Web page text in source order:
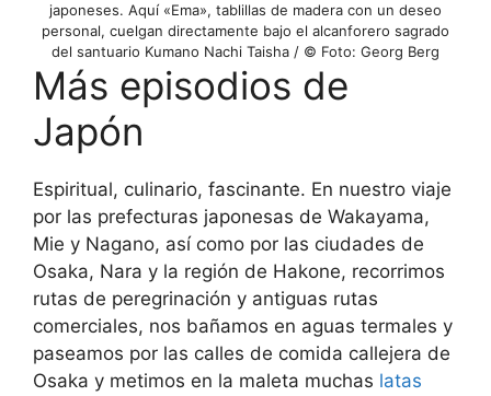
japoneses. Aquí «Ema», tablillas de madera con un deseo
personal, cuelgan directamente bajo el alcanforero sagrado
del santuario Kumano Nachi Taisha / © Foto: Georg Berg
Más episodios de
Japón
Espiritual, culinario, fascinante. En nuestro viaje
por las prefecturas japonesas de Wakayama,
Mie y Nagano, así como por las ciudades de
Osaka, Nara y la región de Hakone, recorrimos
rutas de peregrinación y antiguas rutas
comerciales, nos bañamos en aguas termales y
paseamos por las calles de comida callejera de
Osaka y metimos en la maleta muchas latas